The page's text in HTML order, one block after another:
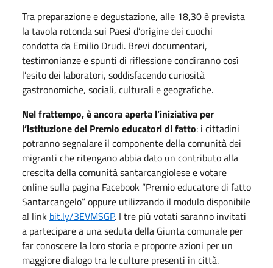
Tra preparazione e degustazione, alle 18,30 è prevista
la tavola rotonda sui Paesi d’origine dei cuochi
condotta da Emilio Drudi. Brevi documentari,
testimonianze e spunti di riflessione condiranno così
l’esito dei laboratori, soddisfacendo curiosità
gastronomiche, sociali, culturali e geografiche.
Nel frattempo, è ancora aperta l’iniziativa per
l’istituzione del Premio educatori di fatto: i cittadini
potranno segnalare il componente della comunità dei
migranti che ritengano abbia dato un contributo alla
crescita della comunità santarcangiolese e votare
online sulla pagina Facebook “Premio educatore di fatto
Santarcangelo” oppure utilizzando il modulo disponibile
al link bit.ly/3EVMSGP. I tre più votati saranno invitati
a partecipare a una seduta della Giunta comunale per
far conoscere la loro storia e proporre azioni per un
maggiore dialogo tra le culture presenti in città.